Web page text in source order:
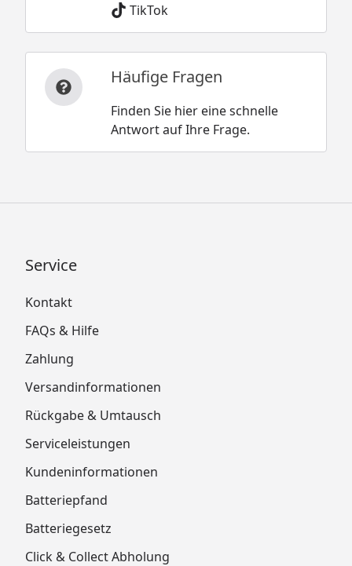
TikTok
Häufige Fragen
Finden Sie hier eine schnelle
Antwort auf Ihre Frage.
Service
Kontakt
FAQs & Hilfe
Zahlung
Versandinformationen
Rückgabe & Umtausch
Serviceleistungen
Kundeninformationen
Batteriepfand
Batteriegesetz
Click & Collect Abholung